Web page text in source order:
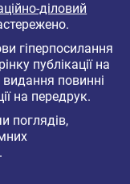
діловий
гіперпосилання
публікації на
повинні
на передрук.
поглядів,